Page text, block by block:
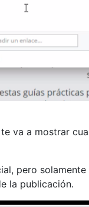
va a mostrar
pero
la publicación.